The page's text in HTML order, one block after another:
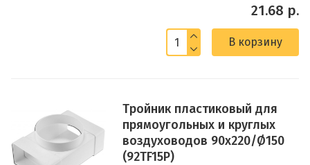
21.68 р.
В корзину
Тройник пластиковый для
прямоугольных и круглых
воздуховодов 90х220/Ø150
(92TF15P)